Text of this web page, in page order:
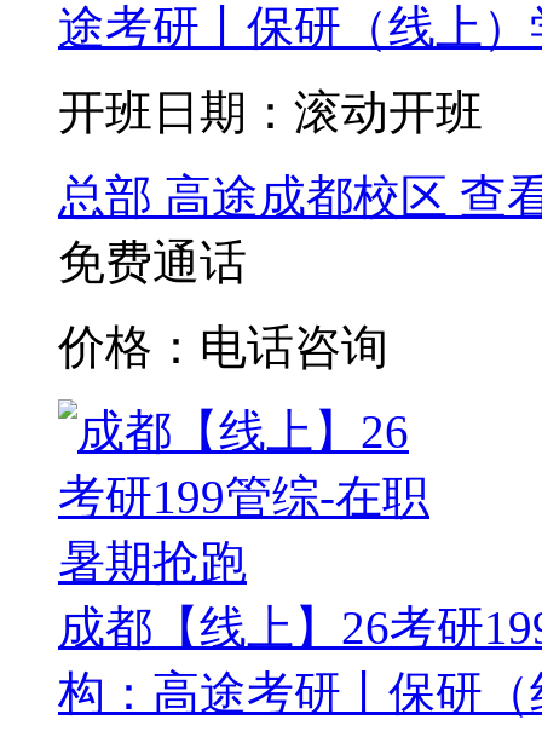
途考研丨保研（线上
开班日期：滚动开班
总部 高途成都校区 查
免费通话
价格：电话咨询
成都【线上】26考研
构：高途考研丨保研